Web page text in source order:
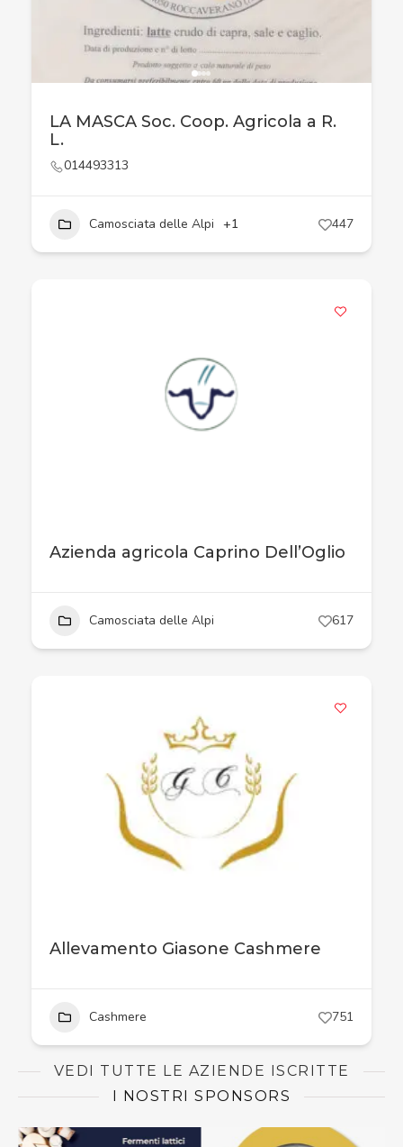
LA MASCA Soc. Coop. Agricola a R.
L.
014493313
Camosciata delle Alpi +1 447
Azienda agricola Caprino Dell’Oglio
Camosciata delle Alpi 617
Allevamento Giasone Cashmere
Cashmere 751
VEDI TUTTE LE AZIENDE ISCRITTE
I NOSTRI SPONSORS